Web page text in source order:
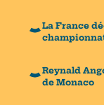
La France
Reynald
de Monaco